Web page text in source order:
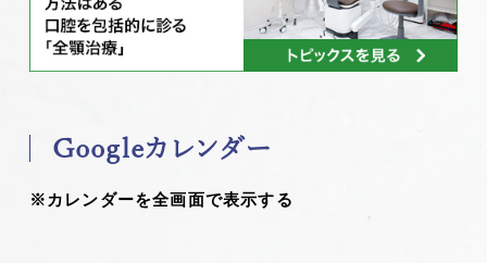
Googleカレンダー
※カレンダーを全画面で表示する